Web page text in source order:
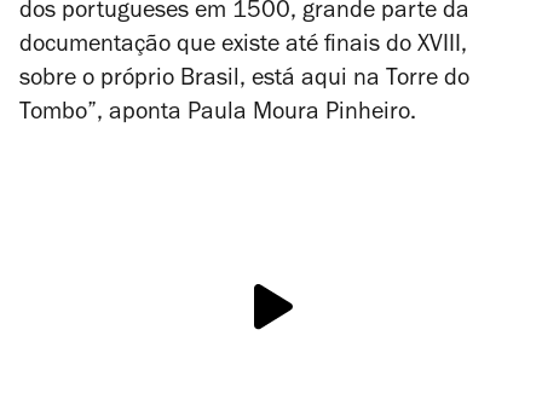
dos portugueses em 1500, grande parte da
documentação que existe até finais do XVIII,
sobre o próprio Brasil, está aqui na Torre do
Tombo”, aponta Paula Moura Pinheiro.